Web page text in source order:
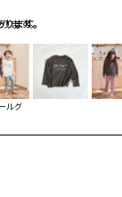
ます。
ます。
ます。
ルグ